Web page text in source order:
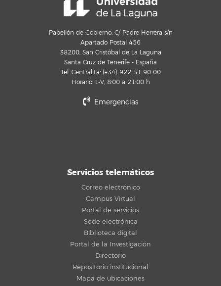
Pabellón de Gobierno, C/ Padre Herrera s/n
Apartado Postal 456
38200, San Cristóbal de La Laguna
Santa Cruz de Tenerife - España
Tel. Centralita: (+34) 922 31 90 00
Horario: L-V, 8:00 a 21:00 h
Emergencias
Servicios telemáticos
Correo electrónico
Campus Virtual
Portal de servicios
Sede electrónica
Biblioteca digital
Portal de la Investigación
Directorio
Repositorio institucional
Mapa de ubicaciones